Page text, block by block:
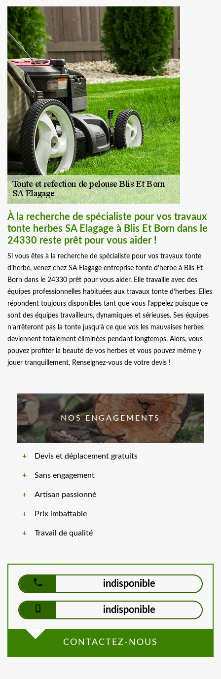
À la recherche de spécialiste pour vos travaux
tonte herbes SA Elagage à Blis Et Born dans le
24330 reste prêt pour vous aider !
Si vous êtes à la recherche de spécialiste pour vos travaux tonte
d’herbe, venez chez SA Elagage entreprise tonte d'herbe à Blis Et
Born dans le 24330 prêt pour vous aider. Elle travaille avec des
équipes professionnelles habituées aux travaux tonte d’herbes. Elles
répondent toujours disponibles tant que vous l’appelez puisque ce
sont des équipes travailleurs, dynamiques et sérieuses. Ses équipes
n’arrêteront pas la tonte jusqu’à ce que vos les mauvaises herbes
deviennent totalement éliminées pendant longtemps. Alors, vous
pouvez profiter la beauté de vos herbes et vous pouvez même y
jouer tranquillement. Renseignez-vous de votre devis !
NOS ENGAGEMENTS
Devis et déplacement gratuits
Sans engagement
Artisan passionné
Prix imbattable
Travail de qualité
indisponible
indisponible
CONTACTEZ-NOUS